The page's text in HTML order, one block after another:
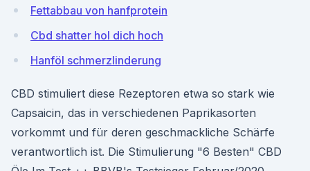
Fettabbau von hanfprotein
Cbd shatter hol dich hoch
Hanföl schmerzlinderung
CBD stimuliert diese Rezeptoren etwa so stark wie
Capsaicin, das in verschiedenen Paprikasorten
vorkommt und für deren geschmackliche Schärfe
verantwortlich ist. Die Stimulierung "6 Besten" CBD